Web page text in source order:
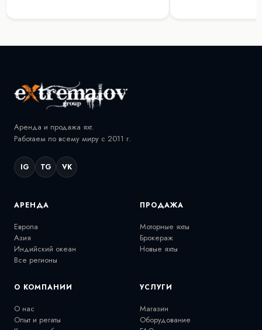
Аренда и продажа яхт.
Работаем по всему миру с 2011 г.
IG TG VK
АРЕНДА
Европа
Азия
Индийский океан
Все регионы
ПРОДАЖА
Моторные яхты
Брокераж
Новые яхты
О КОМПАНИИ
О нас
Опыт и регаты
УСЛУГИ
Магазин
Оборудование